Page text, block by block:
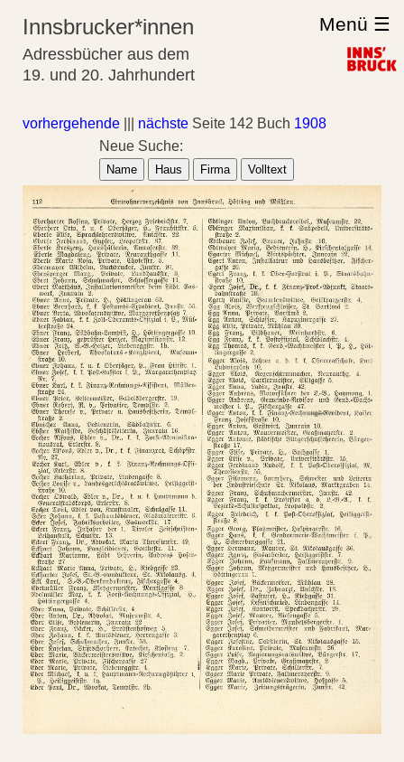
Innsbrucker*innen
Adressbücher aus dem
19. und 20. Jahrhundert
Menü ☰
vorhergehende nächste Seite 142 Buch 1908
Neue Suche:
Name Haus Firma Volltext